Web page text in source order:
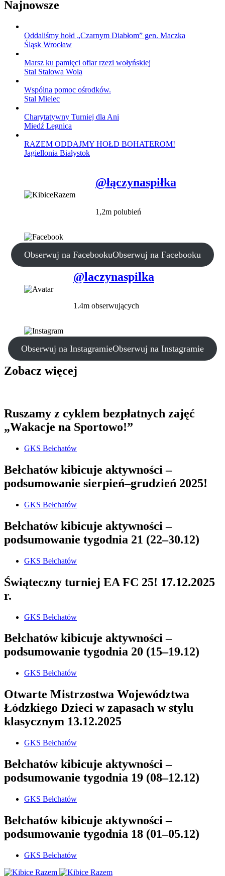
Najnowsze
Oddaliśmy hołd „Czarnym Diabłom” gen. Maczka
Śląsk Wrocław
Marsz ku pamięci ofiar rzezi wołyńskiej
Stal Stalowa Wola
Wspólna pomoc ośrodków.
Stal Mielec
Charytatywny Turniej dla Ani
Miedź Legnica
RAZEM ODDAJMY HOŁD BOHATEROM!
Jagiellonia Białystok
@łączynaspiłka
1,2m polubień
Obserwuj na FacebookuObserwuj na Facebooku
@laczynaspilka
1.4m obserwujących
Obserwuj na InstagramieObserwuj na Instagramie
Zobacz więcej
Ruszamy z cyklem bezpłatnych zajęć
„Wakacje na Sportowo!”
GKS Bełchatów
Bełchatów kibicuje aktywności –
podsumowanie sierpień–grudzień 2025!
GKS Bełchatów
Bełchatów kibicuje aktywności –
podsumowanie tygodnia 21 (22–30.12)
GKS Bełchatów
Świąteczny turniej EA FC 25! 17.12.2025
r.
GKS Bełchatów
Bełchatów kibicuje aktywności –
podsumowanie tygodnia 20 (15–19.12)
GKS Bełchatów
Otwarte Mistrzostwa Województwa
Łódzkiego Dzieci w zapasach w stylu
klasycznym 13.12.2025
GKS Bełchatów
Bełchatów kibicuje aktywności –
podsumowanie tygodnia 19 (08–12.12)
GKS Bełchatów
Bełchatów kibicuje aktywności –
podsumowanie tygodnia 18 (01–05.12)
GKS Bełchatów